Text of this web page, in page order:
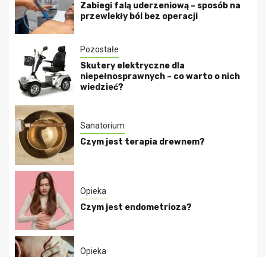
Zabiegi falą uderzeniową – sposób na
przewlekły ból bez operacji
Pozostałe
Skutery elektryczne dla
niepełnosprawnych – co warto o nich
wiedzieć?
Sanatorium
Czym jest terapia drewnem?
Opieka
Czym jest endometrioza?
Opieka